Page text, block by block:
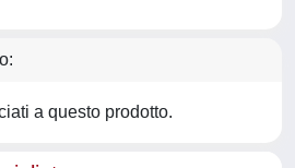
a questo prodotto.